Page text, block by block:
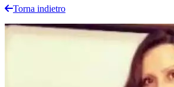
Torna indietro